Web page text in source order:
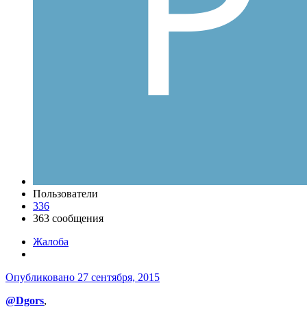
Пользователи
336
363 сообщения
Жалоба
Опубликовано 27 сентября, 2015
@Dgors,